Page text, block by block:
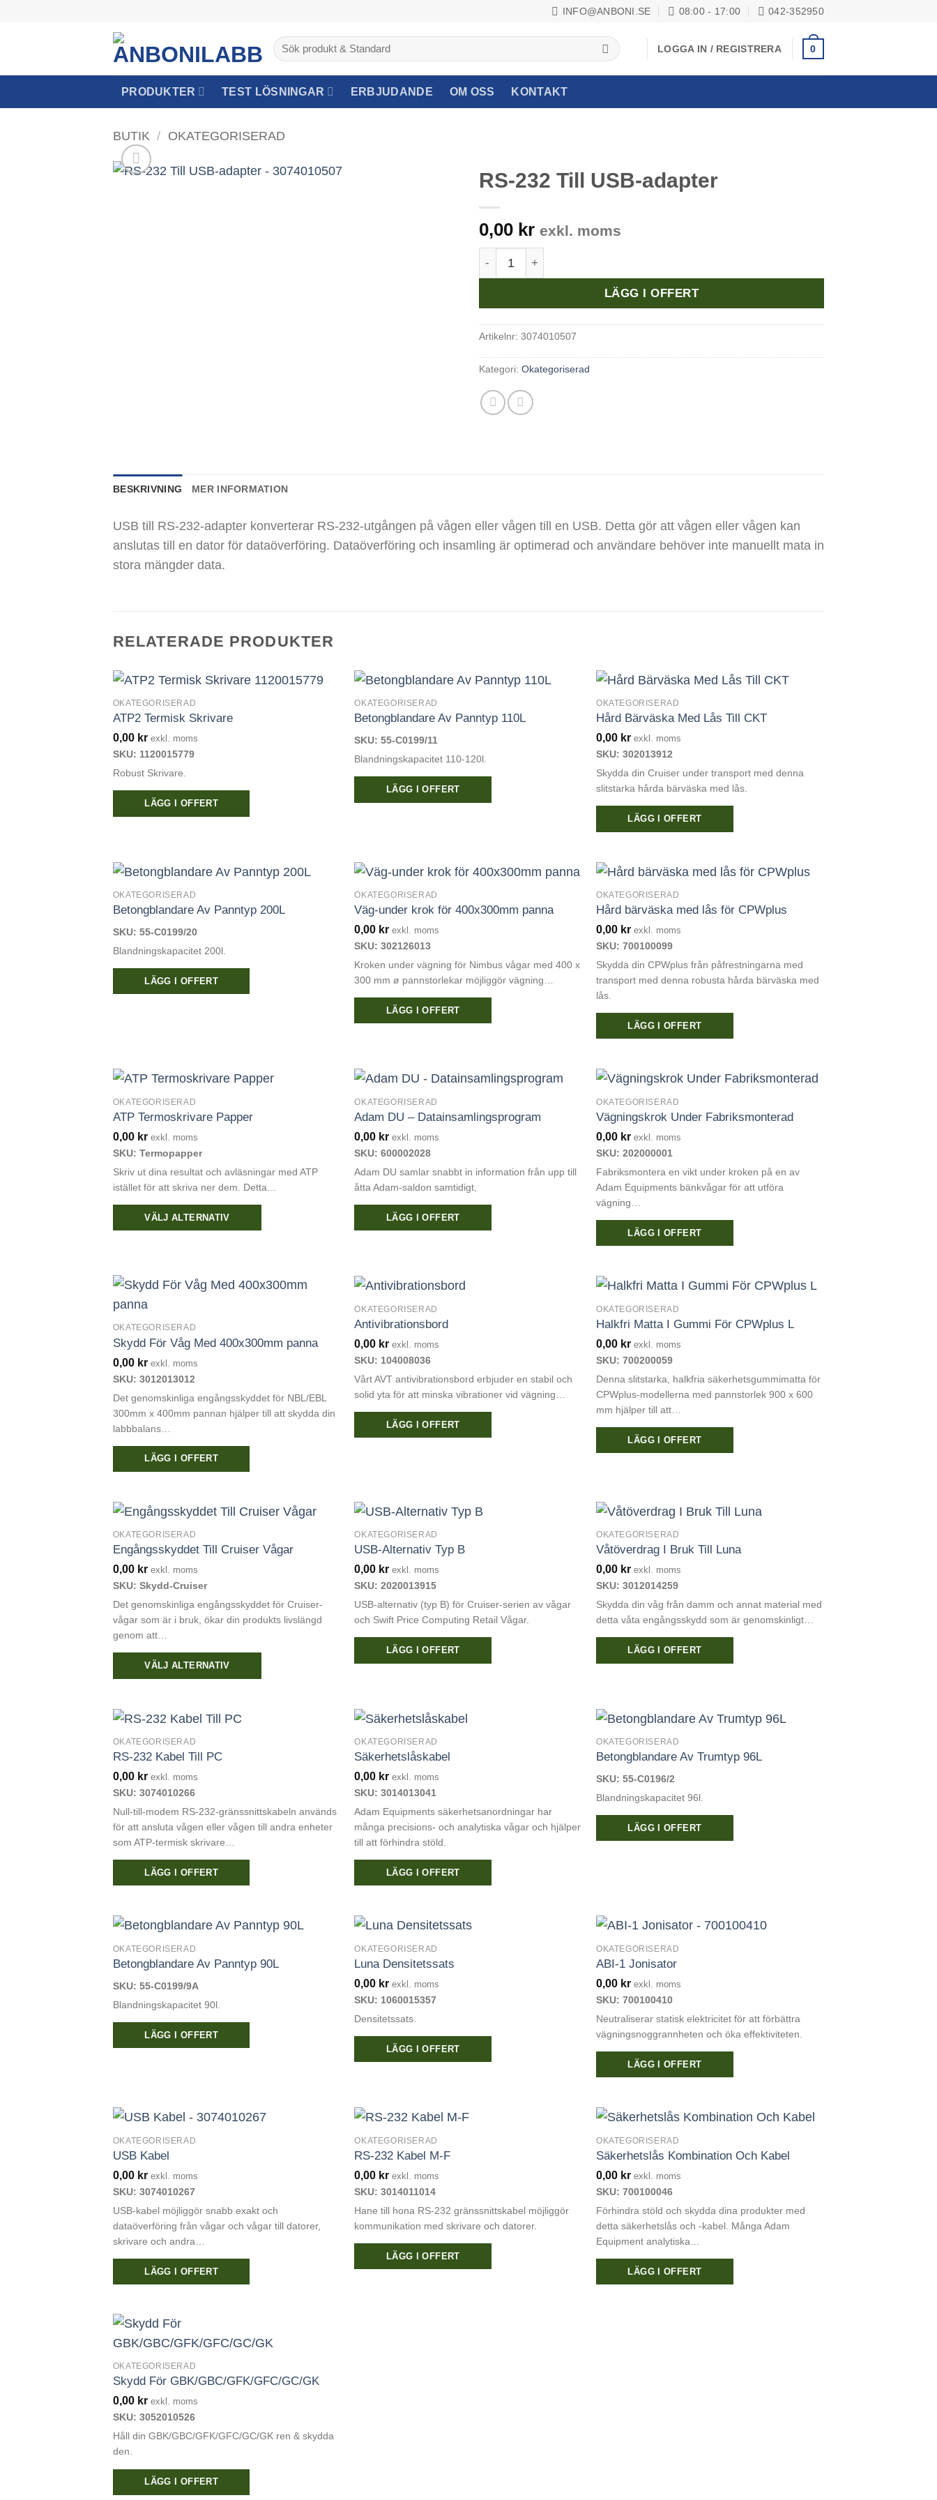
INFO@ANBONI.SE 08:00 - 17:00 042-352950
Sök
efter:
LOGGA IN / REGISTRERA 0
PRODUKTER TEST LÖSNINGAR ERBJUDANDE OM OSS KONTAKT
BUTIK / OKATEGORISERAD
RS-232 Till USB-adapter
0,00 kr exkl. moms
LÄGG I OFFERT
Artikelnr: 3074010507
Kategori: Okategoriserad
BESKRIVNING MER INFORMATION
USB till RS-232-adapter konverterar RS-232-utgången på vågen eller vågen till en USB. Detta gör att vågen eller vågen kan
anslutas till en dator för dataöverföring. Dataöverföring och insamling är optimerad och användare behöver inte manuellt mata in
stora mängder data.
RELATERADE PRODUKTER
OKATEGORISERAD
ATP2 Termisk Skrivare
0,00 kr exkl. moms
SKU: 1120015779
Robust Skrivare.
LÄGG I OFFERT
OKATEGORISERAD
Betongblandare Av Panntyp 110L
SKU: 55-C0199/11
Blandningskapacitet 110-120l.
LÄGG I OFFERT
OKATEGORISERAD
Hård Bärväska Med Lås Till CKT
0,00 kr exkl. moms
SKU: 302013912
Skydda din Cruiser under transport med denna
slitstarka hårda bärväska med lås.
LÄGG I OFFERT
OKATEGORISERAD
Betongblandare Av Panntyp 200L
SKU: 55-C0199/20
Blandningskapacitet 200l.
LÄGG I OFFERT
OKATEGORISERAD
Väg-under krok för 400x300mm panna
0,00 kr exkl. moms
SKU: 302126013
Kroken under vägning för Nimbus vågar med 400 x
300 mm ø pannstorlekar möjliggör vägning…
LÄGG I OFFERT
OKATEGORISERAD
Hård bärväska med lås för CPWplus
0,00 kr exkl. moms
SKU: 700100099
Skydda din CPWplus från påfrestningarna med
transport med denna robusta hårda bärväska med
lås.
LÄGG I OFFERT
OKATEGORISERAD
ATP Termoskrivare Papper
0,00 kr exkl. moms
SKU: Termopapper
Skriv ut dina resultat och avläsningar med ATP
istället för att skriva ner dem. Detta…
VÄLJ ALTERNATIV
produkten
har
flera
varianter.
De
olika
alternativen
kan
väljas
på
produktsidan
OKATEGORISERAD
Adam DU – Datainsamlingsprogram
0,00 kr exkl. moms
SKU: 600002028
Adam DU samlar snabbt in information från upp till
åtta Adam-saldon samtidigt,
LÄGG I OFFERT
OKATEGORISERAD
Vägningskrok Under Fabriksmonterad
0,00 kr exkl. moms
SKU: 202000001
Fabriksmontera en vikt under kroken på en av
Adam Equipments bänkvågar för att utföra
vägning…
LÄGG I OFFERT
OKATEGORISERAD
Skydd För Våg Med 400x300mm panna
0,00 kr exkl. moms
SKU: 3012013012
Det genomskinliga engångsskyddet för NBL/EBL
300mm x 400mm pannan hjälper till att skydda din
labbbalans…
LÄGG I OFFERT
OKATEGORISERAD
Antivibrationsbord
0,00 kr exkl. moms
SKU: 104008036
Vårt AVT antivibrationsbord erbjuder en stabil och
solid yta för att minska vibrationer vid vägning…
LÄGG I OFFERT
OKATEGORISERAD
Halkfri Matta I Gummi För CPWplus L
0,00 kr exkl. moms
SKU: 700200059
Denna slitstarka, halkfria säkerhetsgummimatta för
CPWplus-modellerna med pannstorlek 900 x 600
mm hjälper till att…
LÄGG I OFFERT
OKATEGORISERAD
Engångsskyddet Till Cruiser Vågar
0,00 kr exkl. moms
SKU: Skydd-Cruiser
Det genomskinliga engångsskyddet för Cruiser-
vågar som är i bruk, ökar din produkts livslängd
genom att…
VÄLJ ALTERNATIV
produkten
har
flera
varianter.
De
olika
alternativen
kan
väljas
OKATEGORISERAD
USB-Alternativ Typ B
0,00 kr exkl. moms
SKU: 2020013915
USB-alternativ (typ B) för Cruiser-serien av vågar
och Swift Price Computing Retail Vågar.
LÄGG I OFFERT
OKATEGORISERAD
Våtöverdrag I Bruk Till Luna
0,00 kr exkl. moms
SKU: 3012014259
Skydda din våg från damm och annat material med
detta våta engångsskydd som är genomskinligt…
LÄGG I OFFERT
OKATEGORISERAD
RS-232 Kabel Till PC
0,00 kr exkl. moms
SKU: 3074010266
Null-till-modem RS-232-gränssnittskabeln används
för att ansluta vågen eller vågen till andra enheter
som ATP-termisk skrivare…
LÄGG I OFFERT
OKATEGORISERAD
Säkerhetslåskabel
0,00 kr exkl. moms
SKU: 3014013041
Adam Equipments säkerhetsanordningar har
många precisions- och analytiska vågar och hjälper
till att förhindra stöld.
LÄGG I OFFERT
OKATEGORISERAD
Betongblandare Av Trumtyp 96L
SKU: 55-C0196/2
Blandningskapacitet 96l.
LÄGG I OFFERT
OKATEGORISERAD
Betongblandare Av Panntyp 90L
SKU: 55-C0199/9A
Blandningskapacitet 90l.
LÄGG I OFFERT
OKATEGORISERAD
Luna Densitetssats
0,00 kr exkl. moms
SKU: 1060015357
Densitetssats.
LÄGG I OFFERT
OKATEGORISERAD
ABI-1 Jonisator
0,00 kr exkl. moms
SKU: 700100410
Neutraliserar statisk elektricitet för att förbättra
vägningsnoggrannheten och öka effektiviteten.
LÄGG I OFFERT
OKATEGORISERAD
USB Kabel
0,00 kr exkl. moms
SKU: 3074010267
USB-kabel möjliggör snabb exakt och
dataöverföring från vågar och vågar till datorer,
skrivare och andra…
LÄGG I OFFERT
OKATEGORISERAD
RS-232 Kabel M-F
0,00 kr exkl. moms
SKU: 3014011014
Hane till hona RS-232 gränssnittskabel möjliggör
kommunikation med skrivare och datorer.
LÄGG I OFFERT
OKATEGORISERAD
Säkerhetslås Kombination Och Kabel
0,00 kr exkl. moms
SKU: 700100046
Förhindra stöld och skydda dina produkter med
detta säkerhetslås och -kabel. Många Adam
Equipment analytiska…
LÄGG I OFFERT
OKATEGORISERAD
Skydd För GBK/GBC/GFK/GFC/GC/GK
0,00 kr exkl. moms
SKU: 3052010526
Håll din GBK/GBC/GFK/GFC/GC/GK ren & skydda
den.
LÄGG I OFFERT